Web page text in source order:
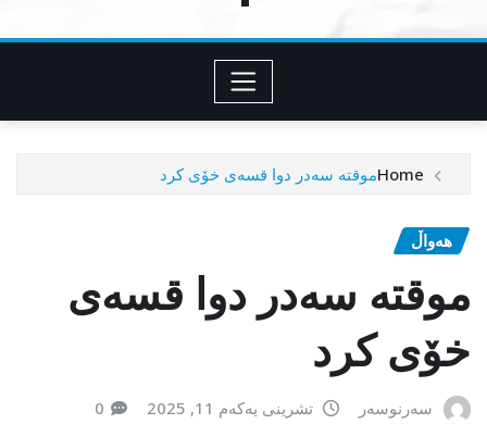
Homeموقتە سەدر دوا قسەی خۆی کرد
هەواڵ
موقتە سەدر دوا قسەی
خۆی کرد
سەرنوسەر تشرینی یەکەم 11, 2025 0